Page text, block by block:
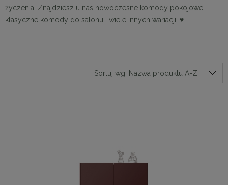
życzenia. Znajdziesz u nas nowoczesne komody pokojowe,
klasyczne komody do salonu i wiele innych wariacji. ♥
Sortuj wg: Nazwa produktu A-Z